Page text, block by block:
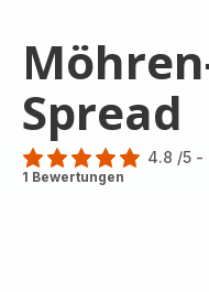
Spread
ratings.4.8
4.8 /5 -
1 Bewertungen